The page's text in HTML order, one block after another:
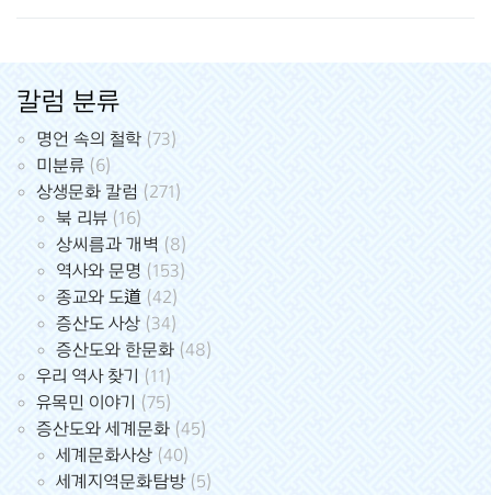
칼럼 분류
명언 속의 철학 (73)
미분류 (6)
상생문화 칼럼 (271)
북 리뷰 (16)
상씨름과 개벽 (8)
역사와 문명 (153)
종교와 도道 (42)
증산도 사상 (34)
증산도와 한문화 (48)
우리 역사 찾기
(11)
유목민 이야기
(75)
증산도와 세계문화 (45)
세계문화사상 (40)
세계지역문화탐방(5)